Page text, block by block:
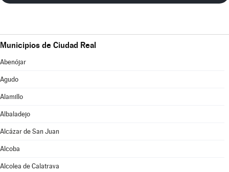
Municipios de Ciudad Real
Abenójar
Agudo
Alamillo
Albaladejo
Alcázar de San Juan
Alcoba
Alcolea de Calatrava